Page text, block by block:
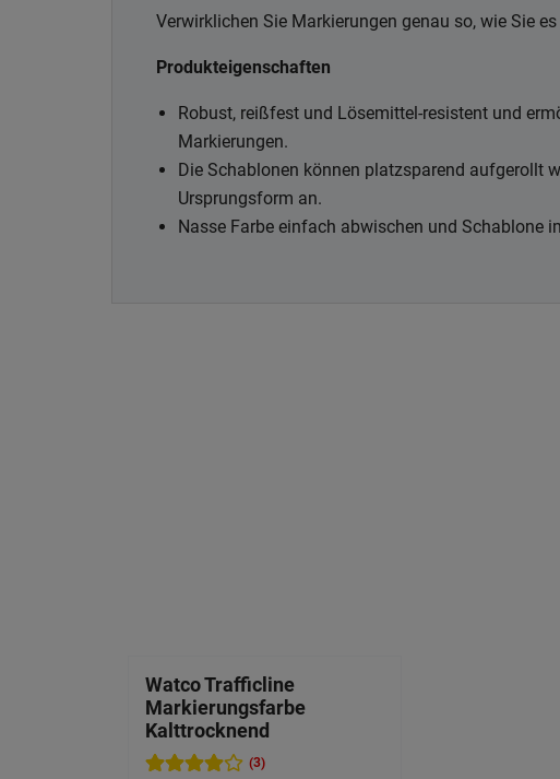
Verwirklichen Sie Markierungen genau so, wie Sie
Produkteigenschaften
Robust, reißfest und Lösemittel-resistent und
Markierungen.
Die Schablonen können platzsparend aufgerollt
Ursprungsform an.
Nasse Farbe einfach abwischen und Schablone
Watco Trafficline
Markierungsfarbe
Kalttrocknend
(3)